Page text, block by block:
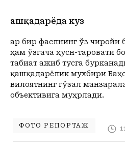
ЎЗБЕКИСТОН
Спорт
Жамият
ТАҲЛИЛ
ХОРИЖ
Иқтисод
Сиёсат
ЎЗГАЧА РАКУРС
ҲОДИСА
Telefon
Tasdiqlash kodini SMS
Менинг саҳифам
Сақланганлар
Chiqish
TOSHKENT
Shanba, 08-
+20
+20 C+22 C+25 C +28
Қашқадарёда куз
Ҳар бир фаслнинг ўз чиройи
ҳам ўзгача ҳусн-таровати
табиат ажиб тусга
қашқадарёлик мухбири
вилоятнинг гўзал
объективига муҳрлади.
ФОТО РЕПОРТАЖ